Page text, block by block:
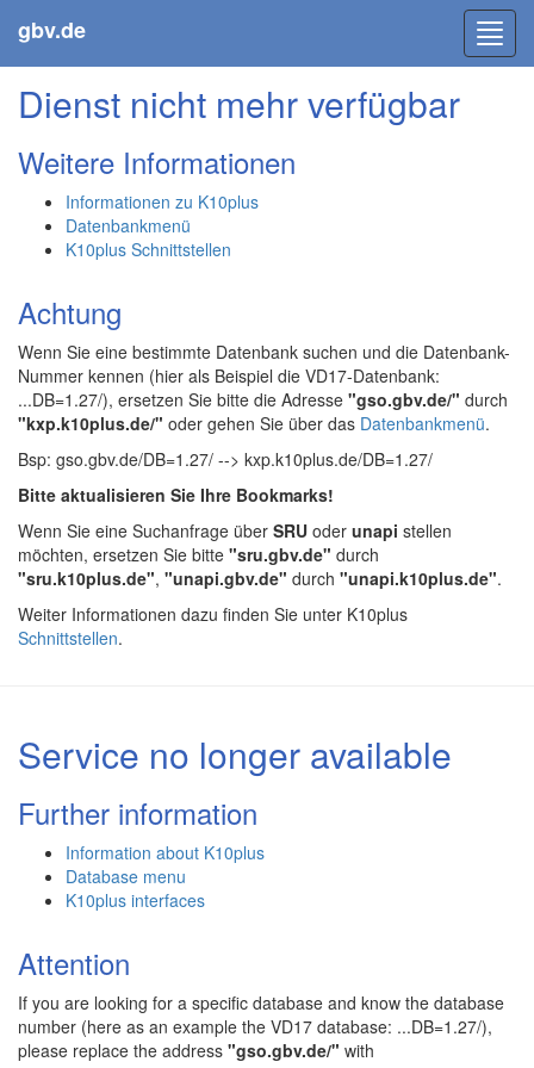
gbv.de
Dienst nicht mehr verfügbar
Weitere Informationen
Informationen zu K10plus
Datenbankmenü
K10plus Schnittstellen
Achtung
Wenn Sie eine bestimmte Datenbank suchen und die Datenbank-
Nummer kennen (hier als Beispiel die VD17-Datenbank:
...DB=1.27/), ersetzen Sie bitte die Adresse "gso.gbv.de/" durch
"kxp.k10plus.de/" oder gehen Sie über das Datenbankmenü.
Bsp: gso.gbv.de/DB=1.27/ --> kxp.k10plus.de/DB=1.27/
Bitte aktualisieren Sie Ihre Bookmarks!
Wenn Sie eine Suchanfrage über SRU oder unapi stellen
möchten, ersetzen Sie bitte "sru.gbv.de" durch
"sru.k10plus.de", "unapi.gbv.de" durch "unapi.k10plus.de".
Weiter Informationen dazu finden Sie unter K10plus
Schnittstellen.
Service no longer available
Further information
Information about K10plus
Database menu
K10plus interfaces
Attention
If you are looking for a specific database and know the database
number (here as an example the VD17 database: ...DB=1.27/),
please replace the address "gso.gbv.de/" with